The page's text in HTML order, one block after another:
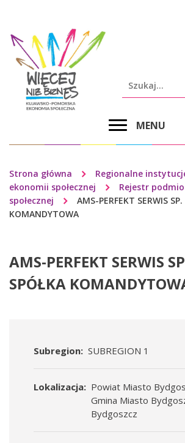
PERFEKT
SERWIS
SP.
O.O.
SPÓŁKA
KOMANDYTOWA
|
Kujawsko-
Pomorska
do
menu
głównego
do
treści
do
stopki
Szukaj
Menu
EXPAND
MENU
Ścieżka
nawigacyjna
Strona główna
Regionalne
ekonomii społecznej
Rejestr
społecznej
AMS-PERFEKT SERWIS
KOMANDYTOWA
AMS-PERFEKT SERWIS
SPÓŁKA
Subregion SUBREGION 1
Lokalizacja
Powiat Miasto
Gmina Miasto
Bydgoszcz